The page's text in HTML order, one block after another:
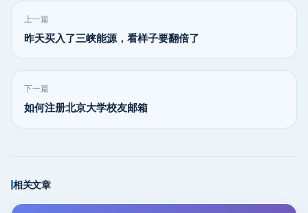
上一篇
昨天买入了三峡能源，看样子要翻倍了
下一篇
如何注册北京大学校友邮箱
相关文章